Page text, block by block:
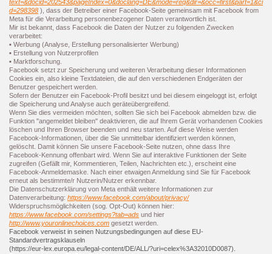
text=&docid=202543&pageIndex=0&doclang=DE&mode=req&dir=&occ=first&part=1&ci
d=298398 ), dass der Betreiber einer Facebook-Seite gemeinsam mit Facebook from
Meta für die Verarbeitung personenbezogener Daten verantwortlich ist.
Mir ist bekannt, dass Facebook die Daten der Nutzer zu folgenden Zwecken
verarbeitet:
▪ Werbung (Analyse, Erstellung personalisierter Werbung)
▪ Erstellung von Nutzerprofilen
▪ Marktforschung.
Facebook setzt zur Speicherung und weiteren Verarbeitung dieser Informationen
Cookies ein, also kleine Textdateien, die auf den verschiedenen Endgeräten der
Benutzer gespeichert werden.
Sofern der Benutzer ein Facebook-Profil besitzt und bei diesem eingeloggt ist, erfolgt
die Speicherung und Analyse auch geräteübergreifend.
Wenn Sie dies vermeiden möchten, sollten Sie sich bei Facebook abmelden bzw. die
Funktion "angemeldet bleiben" deaktivieren, die auf Ihrem Gerät vorhandenen Cookies
löschen und Ihren Browser beenden und neu starten. Auf diese Weise werden
Facebook-Informationen, über die Sie unmittelbar identifiziert werden können,
gelöscht. Damit können Sie unsere Facebook-Seite nutzen, ohne dass Ihre
Facebook-Kennung offenbart wird. Wenn Sie auf interaktive Funktionen der Seite
zugreifen (Gefällt mir, Kommentieren, Teilen, Nachrichten etc.), erscheint eine
Facebook-Anmeldemaske. Nach einer etwaigen Anmeldung sind Sie für Facebook
erneut als bestimmte/r Nutzerin/Nutzer erkennbar.
Die Datenschutzerklärung von Meta enthält weitere Informationen zur
Datenverarbeitung: https://www.facebook.com/about/privacy/
Widerspruchsmöglichkeiten (sog. Opt-Out) können hier:
https://www.facebook.com/settings?tab=ads und hier
http://www.youronlinechoices.com gesetzt werden.
Facebook verweist in seinen Nutzungsbedingungen auf diese EU-
Standardvertragsklauseln
(https://eur-lex.europa.eu/legal-content/DE/ALL/?uri=celex%3A32010D0087).